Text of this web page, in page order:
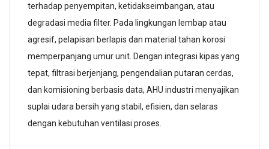
terhadap penyempitan, ketidakseimbangan, atau
degradasi media filter. Pada lingkungan lembap atau
agresif, pelapisan berlapis dan material tahan korosi
memperpanjang umur unit. Dengan integrasi kipas yang
tepat, filtrasi berjenjang, pengendalian putaran cerdas,
dan komisioning berbasis data, AHU industri menyajikan
suplai udara bersih yang stabil, efisien, dan selaras
dengan kebutuhan ventilasi proses.